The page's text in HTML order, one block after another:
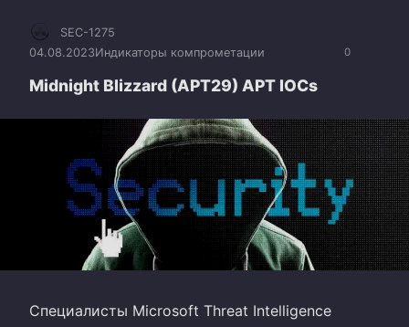
0
SEC-1275
04.08.2023Индикаторы компрометации
Midnight Blizzard (APT29) APT IOCs
Специалисты Microsoft Threat Intelligence